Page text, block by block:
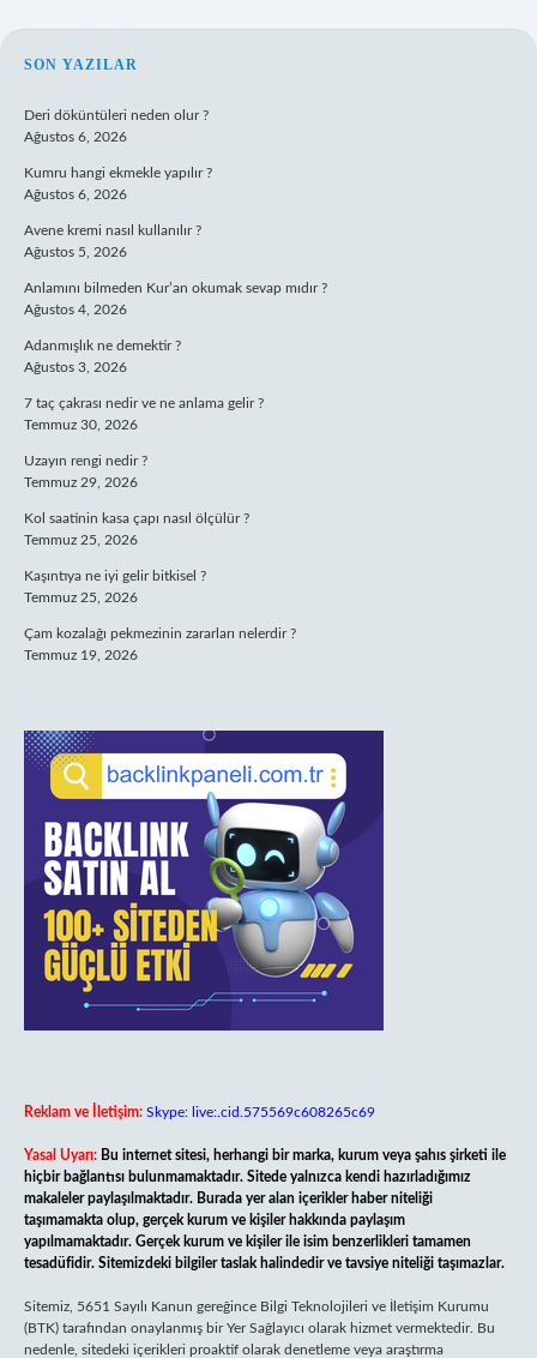
SIDEBAR
SON YAZILAR
Deri döküntüleri neden olur ?
Ağustos 6, 2026
Kumru hangi ekmekle yapılır ?
Ağustos 6, 2026
Avene kremi nasıl kullanılır ?
Ağustos 5, 2026
Anlamını bilmeden Kur’an okumak sevap mıdır ?
Ağustos 4, 2026
Adanmışlık ne demektir ?
Ağustos 3, 2026
7 taç çakrası nedir ve ne anlama gelir ?
Temmuz 30, 2026
Uzayın rengi nedir ?
Temmuz 29, 2026
Kol saatinin kasa çapı nasıl ölçülür ?
Temmuz 25, 2026
Kaşıntıya ne iyi gelir bitkisel ?
Temmuz 25, 2026
Çam kozalağı pekmezinin zararları nelerdir ?
Temmuz 19, 2026
Reklam ve İletişim: Skype: live:.cid.575569c608265c69
Yasal Uyarı: Bu internet sitesi, herhangi bir marka, kurum veya şahıs şirketi ile
hiçbir bağlantısı bulunmamaktadır. Sitede yalnızca kendi hazırladığımız
makaleler paylaşılmaktadır. Burada yer alan içerikler haber niteliği
taşımamakta olup, gerçek kurum ve kişiler hakkında paylaşım
yapılmamaktadır. Gerçek kurum ve kişiler ile isim benzerlikleri tamamen
tesadüfidir. Sitemizdeki bilgiler taslak halindedir ve tavsiye niteliği taşımazlar.
Sitemiz, 5651 Sayılı Kanun gereğince Bilgi Teknolojileri ve İletişim Kurumu
(BTK) tarafından onaylanmış bir Yer Sağlayıcı olarak hizmet vermektedir. Bu
nedenle, sitedeki içerikleri proaktif olarak denetleme veya araştırma